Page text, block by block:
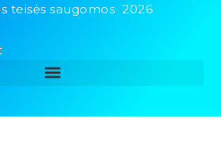
teisės saugomos 2026